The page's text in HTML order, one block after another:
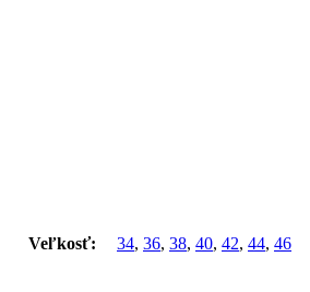
Veľkosť: 34, 36, 38, 40, 42, 44, 46